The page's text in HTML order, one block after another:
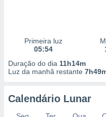
Primeira luz
05:54
Duração do dia 11h14m
Luz da manhã restante
Calendário Lunar